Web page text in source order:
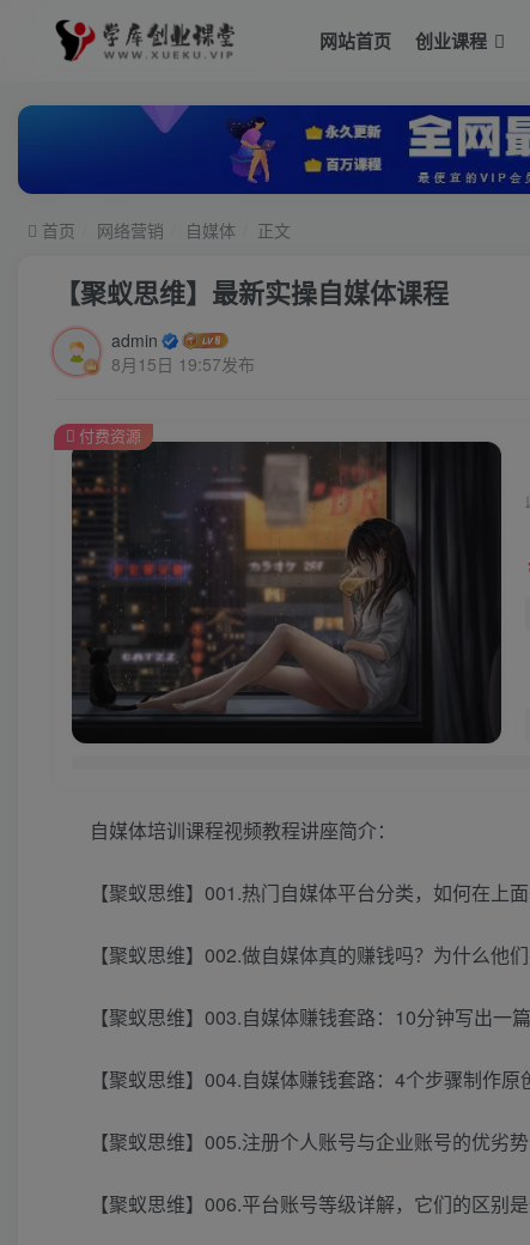
网站首页 创业课程
首页 网络营销 自媒体 正文
【聚蚁思维】最新实操自媒体课程
admin
8月15日 19:57发布
付费资源
自媒体培训课程视频教程讲座简介：
【聚蚁思维】001.热门自媒体平台分类，如何在上
【聚蚁思维】002.做自媒体真的赚钱吗？为什么他
【聚蚁思维】003.自媒体赚钱套路：10分钟写出一
【聚蚁思维】004.自媒体赚钱套路：4个步骤制作原
【聚蚁思维】005.注册个人账号与企业账号的优劣
【聚蚁思维】006.平台账号等级详解，它们的区别